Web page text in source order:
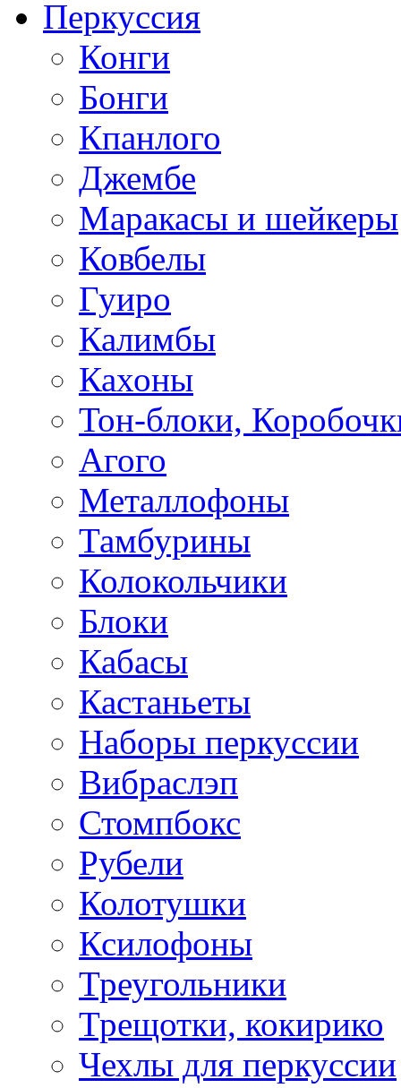
Перкуссия
Конги
Бонги
Кпанлого
Джембе
Маракасы и шейкеры
Ковбелы
Гуиро
Калимбы
Кахоны
Тон-блоки,
Агого
Металлофоны
Тамбурины
Колокольчики
Блоки
Кабасы
Кастаньеты
Наборы перкуссии
Вибраслэп
Стомпбокс
Рубели
Колотушки
Ксилофоны
Треугольники
Трещотки, кокирико
Чехлы для перкуссии